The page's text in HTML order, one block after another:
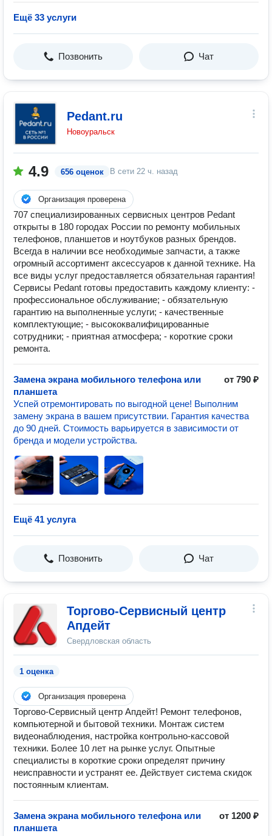
Ещё 33 услуги
Позвонить Чат
Pedant.ru
Новоуральск
4.9 656 оценок В сети 22 ч. назад
Организация проверена
707 специализированных сервисных центров Pedant
открыты в 180 городах России по ремонту мобильных
телефонов, планшетов и ноутбуков разных брендов.
Всегда в наличии все необходимые запчасти, а также
огромный ассортимент аксессуаров к данной технике. На
все виды услуг предоставляется обязательная гарантия!
Сервисы Pedant готовы предоставить каждому клиенту: -
профессиональное обслуживание; - обязательную
гарантию на выполненные услуги; - качественные
комплектующие; - высококвалифицированные
сотрудники; - приятная атмосфера; - короткие сроки
ремонта.
Замена экрана мобильного телефона или
планшета
от 790 ₽
Успей отремонтировать по выгодной цене! Выполним
замену экрана в вашем присутствии. Гарантия качества
до 90 дней. Стоимость варьируется в зависимости от
бренда и модели устройства.
Ещё 41 услуга
Позвонить Чат
Торгово-Сервисный центр
Апдейт
Свердловская область
1 оценка
Организация проверена
Торгово-Сервисный центр Апдейт! Ремонт телефонов,
компьютерной и бытовой техники. Монтаж систем
видеонаблюдения, настройка контрольно-кассовой
техники. Более 10 лет на рынке услуг. Опытные
специалисты в короткие сроки определят причину
неисправности и устранят ее. Действует система скидок
постоянным клиентам.
Замена экрана мобильного телефона или
планшета
от 1200 ₽